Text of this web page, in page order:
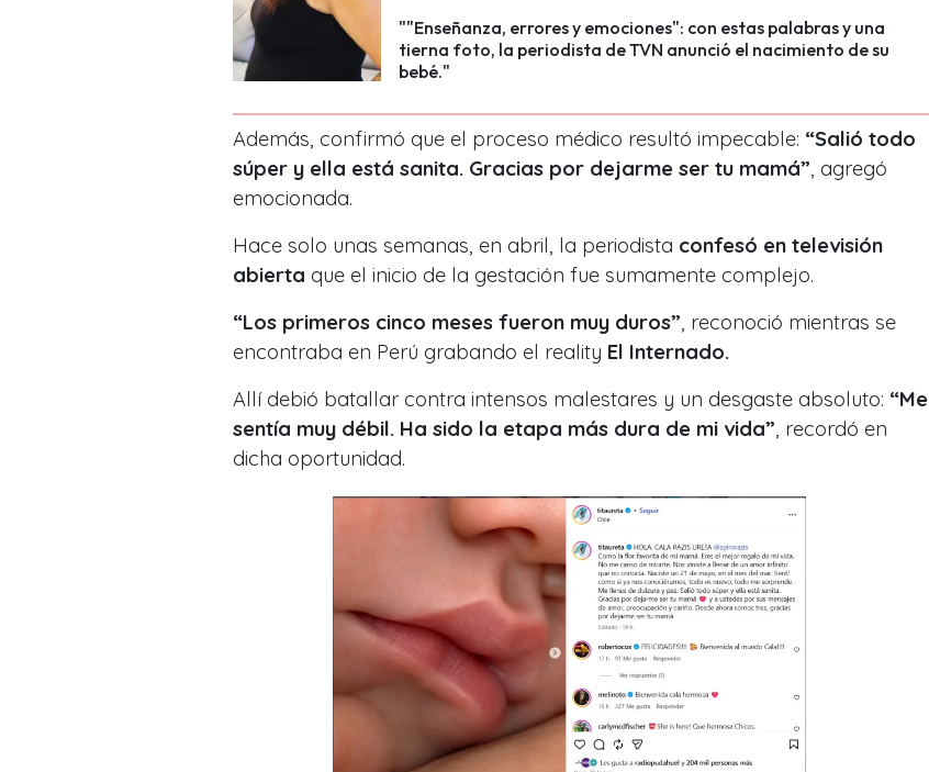
""Enseñanza, errores y emociones": con estas palabras y una
tierna foto, la periodista de TVN anunció el nacimiento de su
bebé."
Además, confirmó que el proceso médico resultó impecable: “Salió todo
súper y ella está sanita. Gracias por dejarme ser tu mamá” , agregó
emocionada.
Hace solo unas semanas, en abril, la periodista confesó en televisión
abierta que el inicio de la gestación fue sumamente complejo.
“Los primeros cinco meses fueron muy duros” , reconoció mientras se
encontraba en Perú grabando el reality El Internado.
Allí debió batallar contra intensos malestares y un desgaste absoluto: “Me
sentía muy débil. Ha sido la etapa más dura de mi vida” , recordó en
dicha oportunidad.